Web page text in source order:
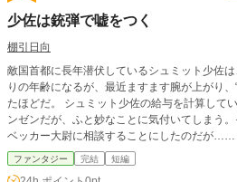
少佐は銃弾で嘘をつく
棚引日向
敵国首都に長年潜伏しているシュミット少佐
りの年齢になるが、最近ますます腕が上がり
たほどだ。 シュミット少佐の給与を計算して
ンゼンだが、ふと妙なことに気付いてしまう
ベッカー大尉に相談することにしたのだが……
ファンタジー 完結 短編